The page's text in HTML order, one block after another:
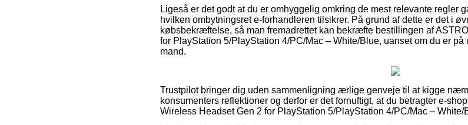
Ligeså er det godt at du er omhyggelig omkring de mest relevante regler
hvilken ombytningsret e-forhandleren tilsikrer. På grund af dette er det i
købsbekræftelse, så man fremadrettet kan bekræfte bestillingen af
for PlayStation 5/PlayStation 4/PC/Mac – White/Blue, uanset om du er
mand.
Trustpilot bringer dig uden sammenligning ærlige genveje til at kigge
konsumenters reflektioner og derfor er det fornuftigt, at du betragter e-
Wireless Headset Gen 2 for PlayStation 5/PlayStation 4/PC/Mac –